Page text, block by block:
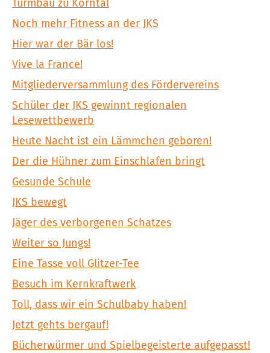
Turmbau zu Korntal
Noch mehr Fitness an der JKS
Hier war der Bär los!
Vive la France!
Mitgliederversammlung des Fördervereins
Schüler der JKS gewinnt regionalen
Lesewettbewerb
Heute Nacht ist ein Lämmchen geboren!
Der die Hühner zum Einschlafen bringt
Gesunde Schule
JKS bewegt
Jäger des verborgenen Schatzes
Weiter so Jungs!
Eine Tasse voll Glitzer-Tee
Besuch im Kernkraftwerk
Toll, dass wir ein Schulbaby haben!
Jetzt gehts bergauf!
Bücherwürmer und Spielbegeisterte aufgepasst!